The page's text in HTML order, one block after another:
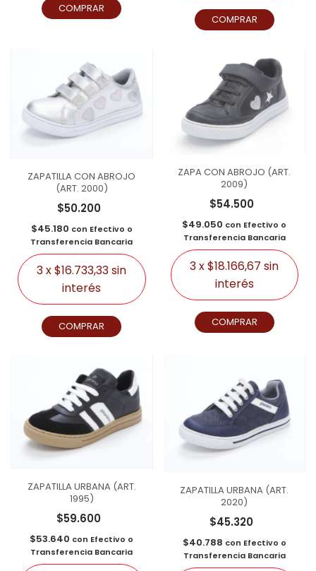
COMPRAR
COMPRAR
ZAPATILLA CON ABROJO
(ART. 2000)
$50.200
$45.180 con Efectivo o
Transferencia Bancaria
3x$16.733,33sin
interés
COMPRAR
ZAPA CON ABROJO (ART.
2009)
$54.500
$49.050 con Efectivo o
Transferencia Bancaria
3x$18.166,67 sin
interés
COMPRAR
ZAPATILLA URBANA (ART.
1995)
$59.600
$53.640 con Efectivo o
Transferencia Bancaria
ZAPATILLA URBANA (ART.
2020)
$45.320
$40.788 con Efectivo o
Transferencia Bancaria